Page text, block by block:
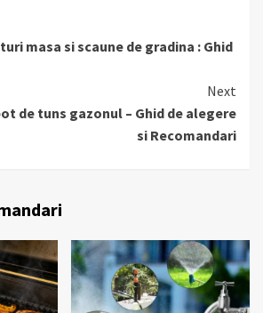
masa si scaune de gradina : Ghid
Next
de tuns gazonul – Ghid de alegere
si Recomandari